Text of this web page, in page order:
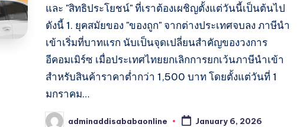
และ "สิทธิประโยชน์" ที่เราต้องเผชิญตั้งแต่วันนี้เป็นต้นไป
ดังนี้ 1. ยุคสมัยของ "ของถูก" จากต่างประเทศจบลง ภาษีนำ
เข้าเริ่มที่บาทแรก นับเป็นจุดเปลี่ยนสำคัญของวงการ
อีคอมเมิร์ซ เมื่อประเทศไทยยกเลิกการยกเว้นภาษีนำเข้า
สำหรับสินค้าราคาต่ำกว่า 1,500 บาท โดยตั้งแต่วันที่ 1
มกราคม…
Postedadminaddisababaonline January 6, 2026